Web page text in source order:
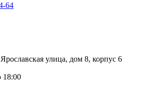
64
улица, дом 8, корпус 6
18:00